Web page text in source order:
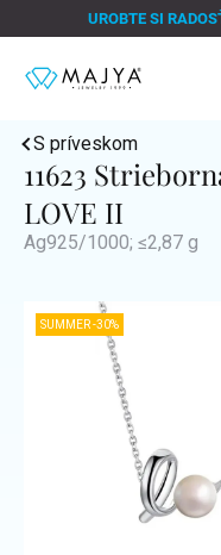
na
UROBTE SI
S príveskom
11623
LOVE II
Ag925/1000; ≤2,87 g
SUMMER -30%